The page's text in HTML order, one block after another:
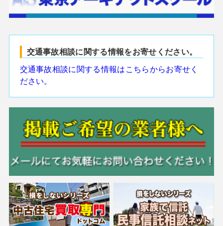
交通事故相談に関する情報をお寄せください。
交通事故相談に関する情報はこちらからお寄せく
ださい。